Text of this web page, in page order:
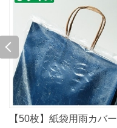
【50枚】紙袋用雨カバー